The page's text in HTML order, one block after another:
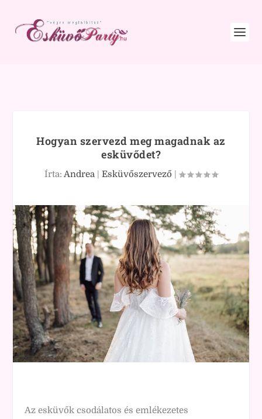
Hogyan szervezd meg magadnak az
esküvődet?
Írta: Andrea | Esküvőszervező |
Az esküvők csodálatos és emlékezetes